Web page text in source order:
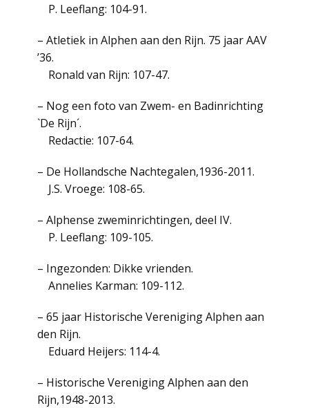
P. Leeflang: 104-91.
– Atletiek in Alphen aan den Rijn. 75 jaar AAV
’36.
Ronald van Rijn: 107-47.
– Nog een foto van Zwem- en Badinrichting
`De Rijn´.
Redactie: 107-64.
– De Hollandsche Nachtegalen,1936-2011.
J.S. Vroege: 108-65.
– Alphense zweminrichtingen, deel IV.
P. Leeflang: 109-105.
– Ingezonden: Dikke vrienden.
Annelies Karman: 109-112.
– 65 jaar Historische Vereniging Alphen aan
den Rijn.
Eduard Heijers: 114-4.
– Historische Vereniging Alphen aan den
Rijn,1948-2013.